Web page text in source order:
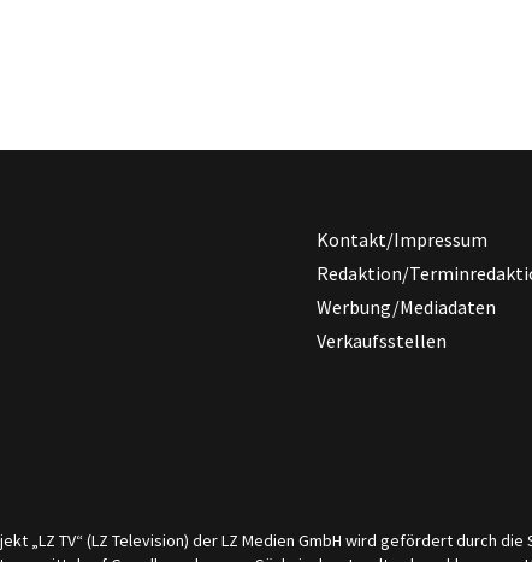
Kontakt/Impressum
Redaktion/
Werbung/Mediadaten
Verkaufsstellen
„LZ TV“ (LZ Television) der LZ Medien GmbH wird gefördert durch